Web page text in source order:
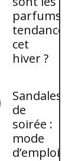
parfums
tendances
cet
hiver ?
Sandales
de
soirée :
mode
d’emploi